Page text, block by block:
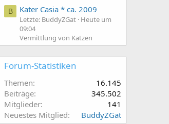
B Kater Casia * ca. 2009
Letzte: BuddyZGat Heute um
09:04
Vermittlung von Katzen
Forum-Statistiken
Themen
16.145
Beiträge
345.502
Mitglieder
141
Neuestes Mitglied
BuddyZGat